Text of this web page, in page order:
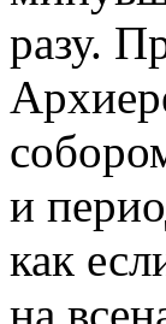
разу.
и
как
на